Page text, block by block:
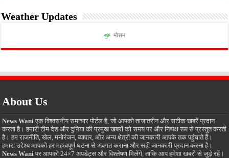
Weather Updates
मौसम
About Us
News Wani एक विश्वसनीय समाचार पोर्टल है, जो आपको ताजातरीन और सटीक खबरें प्रदान
करता है। हमारी टीम देश और दुनिया की प्रमुख खबरों को समय पर और निष्पक्ष रूप से प्रस्तुत करती
है। हम राजनीति, खेल, मनोरंजन, व्यापार, और अन्य क्षेत्रों की जानकारी आपके तक पहुंचाते हैं।
हमारा उद्देश्य आपको हर महत्वपूर्ण घटना से अवगत कराना और सही जानकारी प्रदान करना है।
News Wani पर आपको 24×7 अपडेट्स और विश्लेषण मिलेंगे, ताकि आप हमेशा खबरों से जुड़े रहें।